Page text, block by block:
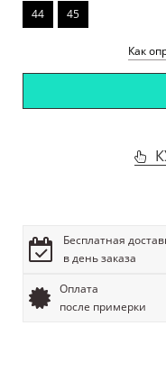
44 45
Как
Бесплатная
в день заказа
Оплата
после примерки